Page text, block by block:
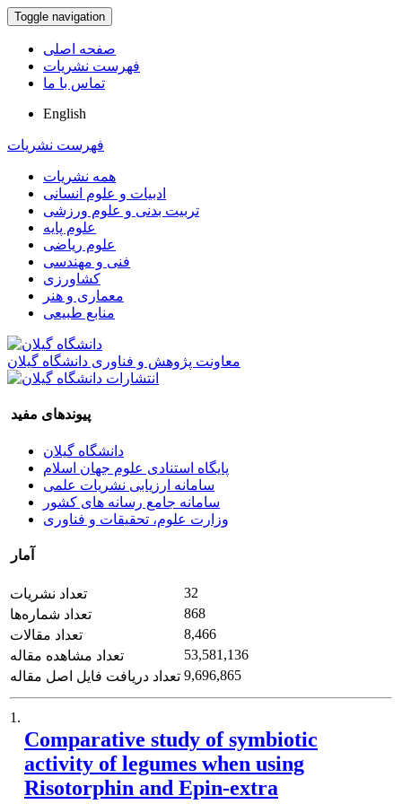
Toggle navigation
صفحه اصلی
فهرست نشریات
تماس با ما
English
فهرست نشریات
همه نشریات
ادبیات و علوم انسانی
تربیت بدنی و علوم ورزشی
علوم پایه
علوم ریاضی
فنی و مهندسی
کشاورزی
معماری و هنر
منابع طبیعی
معاونت پژوهش و فناوری دانشگاه گیلان
پیوندهای مفید
دانشگاه گیلان
پایگاه استنادی علوم جهان اسلام
سامانه ارزیابی نشریات علمی
سامانه جامع رسانه های کشور
وزارت علوم، تحقیقات و فناوری
آمار
تعداد نشریات
32
تعداد شماره‌ها
868
تعداد مقالات
8,466
تعداد مشاهده مقاله
53,581,136
تعداد دریافت فایل اصل مقاله 9,696,865
1.
Comparative study of symbiotic
activity of legumes when using
Risotorphin and Epin-extra